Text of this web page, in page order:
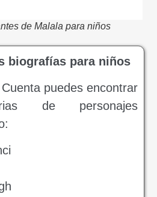
de Malala para niños
biografías para niños
puedes encontrar
de personajes